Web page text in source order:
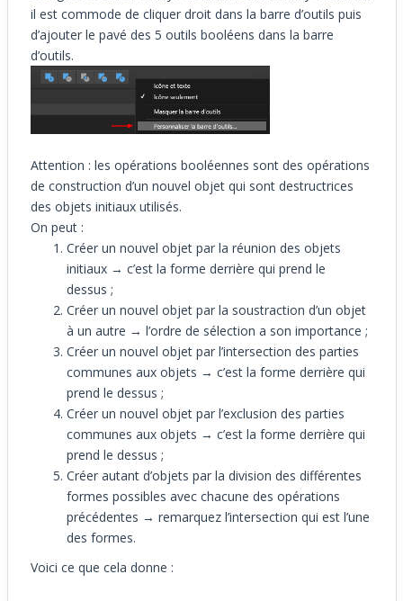
il est commode de cliquer droit dans la barre d’outils puis
d’ajouter le pavé des 5 outils booléens dans la barre
d’outils.
Attention : les opérations booléennes sont des opérations
de construction d’un nouvel objet qui sont destructrices
des objets initiaux utilisés.
On peut :
Créer un nouvel objet par la réunion des objets
initiaux → c’est la forme derrière qui prend le
dessus ;
Créer un nouvel objet par la soustraction d’un objet
à un autre → l’ordre de sélection a son importance ;
Créer un nouvel objet par l’intersection des parties
communes aux objets → c’est la forme derrière qui
prend le dessus ;
Créer un nouvel objet par l’exclusion des parties
communes aux objets → c’est la forme derrière qui
prend le dessus ;
Créer autant d’objets par la division des différentes
formes possibles avec chacune des opérations
précédentes → remarquez l’intersection qui est l’une
des formes.
Voici ce que cela donne :